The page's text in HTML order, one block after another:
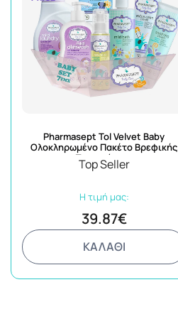
Pharmasept Tol Velvet Baby
Ολοκληρωμένο Πακέτο Βρεφικής
Περιποίησης
Top Seller
Η τιμή μας:
39.87€
ΚΑΛΑΘΙ